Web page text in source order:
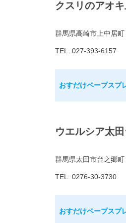
クスリのアオ
群馬県高崎市上中居町
TEL: 027-393-6157
おすだけベープスプ
ウエルシア太
群馬県太田市台之郷町
TEL: 0276-30-3730
おすだけベープスプ